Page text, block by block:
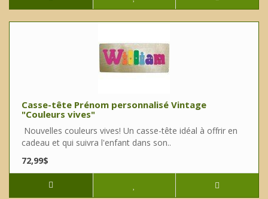
Casse-tête Prénom personnalisé Vintage
"Couleurs vives"
Nouvelles couleurs vives! Un casse-tête idéal à offrir en
cadeau et qui suivra l'enfant dans son..
72,99$